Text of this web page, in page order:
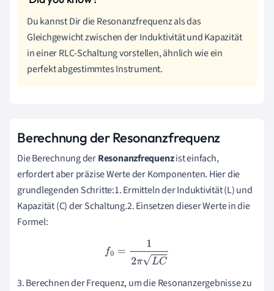
Du kannst Dir die Resonanzfrequenz als das
Gleichgewicht zwischen der Induktivität und Kapazität
in einer RLC-Schaltung vorstellen, ähnlich wie ein
perfekt abgestimmtes Instrument.
Berechnung der Resonanzfrequenz
Die Berechnung derResonanzfrequenzist einfach,
erfordert aber präzise Werte der Komponenten. Hier die
grundlegenden Schritte:1. Ermitteln der Induktivität (L) und
Kapazität (C) der Schaltung.2. Einsetzen dieser Werte in die
Formel:
f0 =12πLC
3. Berechnen der Frequenz, um die Resonanzergebnisse zu